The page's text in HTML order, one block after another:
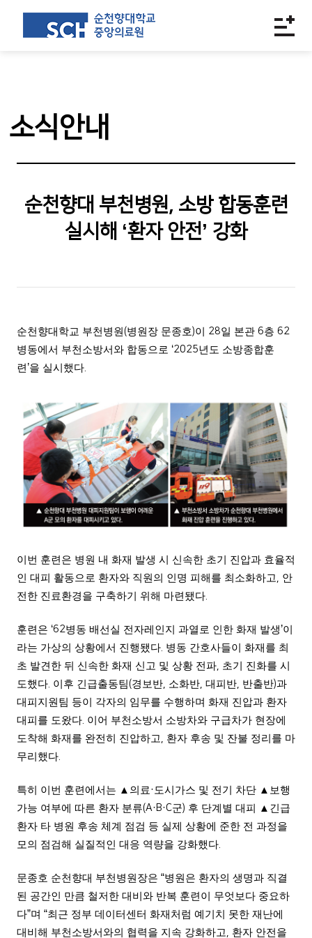
소식안내
순천향대 부천병원, 소방 합동훈련
실시해 ‘환자 안전’ 강화
순천향대학교 부천병원 (병원장 문종호)이 28일 본관 6층 62
병동에서 부천소방서와 합동으로 ‘2025년도 소방종합훈
련 ’을 실시했다.
이번 훈련은 병원 내 화재 발생 시 신속한 초기 진압과 효율적
인 대피 활동으로 환자와 직원의 인명 피해를 최소화하고
안
전한 진료환경을 구축하기 위해 마련됐다.
훈련은 ‘62병동 배선실 전자레인지 과열로 인한 화재 발생’이
라는 가상의 상황에서 진행됐다. 병동 간호사들이 화재를 최
초 발견한 뒤 신속한 화재 신고 및 상황 전파, 초기 진화를 시
도했다. 이후 긴급출동팀(경보반, 소화반, 대피반, 반출반)과
대피지원팀 등이 각자의 임무를 수행하며 화재 진압과 환자
대피를 도왔다. 이어 부천소방서 소방차와 구급차가 현장에
도착해 화재를 완전히 진압하고
환자 후송 및 잔불 정리를 마
무리했다.
특히 이번 훈련에서는 ▲ 의료·도시가스 및 전기 차단 ▲ 보행
가능 여부에 따른 환자 분류(A·B·C군) 후 단계별 대피 ▲ 긴급
환자 타 병원 후송 체계 점검 등 실제 상황에 준한 전 과정을
모의 점검해 실질적인 대응 역량을 강화했다.
문종호 순천향대 부천병원장은 “병원은 환자의 생명과 직결
된 공간인 만큼 철저한 대비와 반복 훈련이 무엇보다 중요하
다”며 “최근 정부 데이터센터 화재처럼 예기치 못한 재난에
대비해 부천소방서와의 협력을 지속 강화하고
환자 안전을